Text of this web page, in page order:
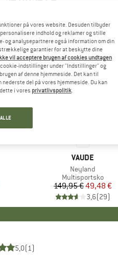
MÆRKE
VAUDE
Artikel
Neyland
Produktgruppe
Multisportsko
Pris
149,95 €Nedsat pris
49,48 €
3,6(29)
5,0(1)
på vores website. Desuden tilbyder
indhold og reklamer og stille
og analysepartnere også information om din
garantier for at beskytte dine
vil acceptere brugen af cookies undtagen
indstillinger under "Indstillinger" og
af denne hjemmeside. Det kan til
del på vores hjemmeside. Du kan
i vores privatlivspolitik.